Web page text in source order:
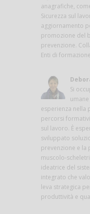
anagrafiche,
Sicurezza sul
aggiornamento
promozione del
prevenzione.
Enti di
Si
esperienza nella
percorsi
sul lavoro. È
sviluppato
prevenzione e la
muscolo-
ideatrice del
integrato che
leva strategica
produttività e